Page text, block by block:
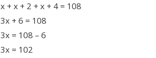
x + x + 2 + x + 4 = 108
3x + 6 = 108
3x = 108 – 6
3x = 102